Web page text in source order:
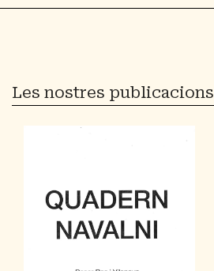
Les nostres publicacions